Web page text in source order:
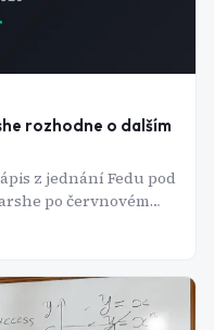
rozhodne o dalším
z jednání Fedu pod
po červnovém
nyní čeká alespoň